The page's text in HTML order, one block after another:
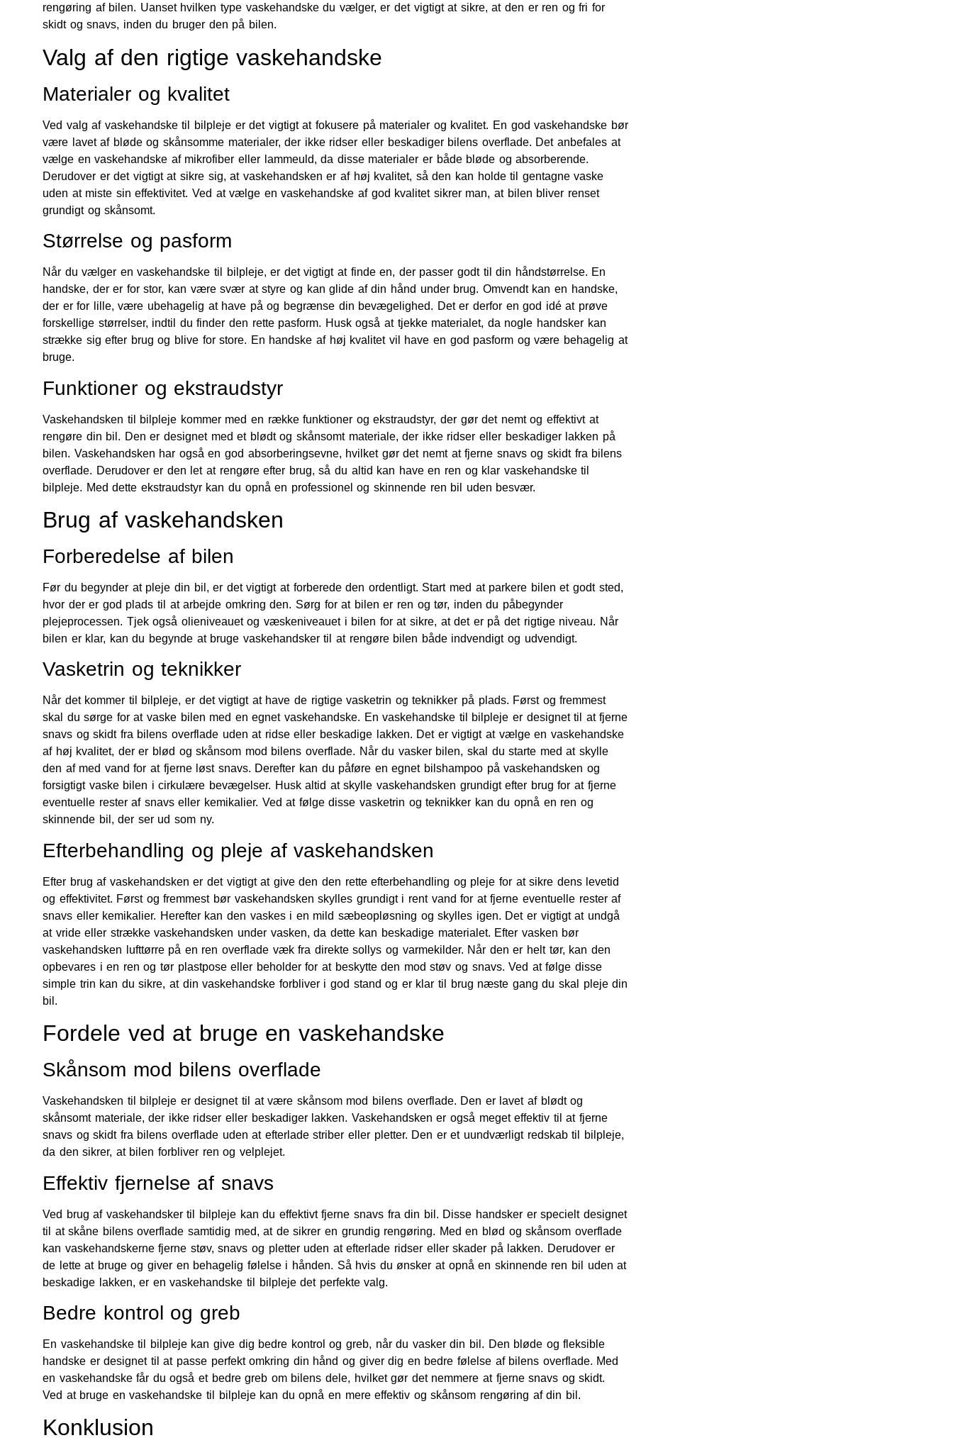
rengøring af bilen. Uanset hvilken type vaskehandske du vælger, er det vigtigt at sikre, at den er ren og fri for
skidt og snavs, inden du bruger den på bilen.
Valg af den rigtige vaskehandske
Materialer og kvalitet
Ved valg af vaskehandske til bilpleje er det vigtigt at fokusere på materialer og kvalitet. En god vaskehandske bør
være lavet af bløde og skånsomme materialer, der ikke ridser eller beskadiger bilens overflade. Det anbefales at
vælge en vaskehandske af mikrofiber eller lammeuld, da disse materialer er både bløde og absorberende.
Derudover er det vigtigt at sikre sig, at vaskehandsken er af høj kvalitet, så den kan holde til gentagne vaske
uden at miste sin effektivitet. Ved at vælge en vaskehandske af god kvalitet sikrer man, at bilen bliver renset
grundigt og skånsomt.
Størrelse og pasform
Når du vælger en vaskehandske til bilpleje, er det vigtigt at finde en, der passer godt til din håndstørrelse. En
handske, der er for stor, kan være svær at styre og kan glide af din hånd under brug. Omvendt kan en handske,
der er for lille, være ubehagelig at have på og begrænse din bevægelighed. Det er derfor en god idé at prøve
forskellige størrelser, indtil du finder den rette pasform. Husk også at tjekke materialet, da nogle handsker kan
strække sig efter brug og blive for store. En handske af høj kvalitet vil have en god pasform og være behagelig at
bruge.
Funktioner og ekstraudstyr
Vaskehandsken til bilpleje kommer med en række funktioner og ekstraudstyr, der gør det nemt og effektivt at
rengøre din bil. Den er designet med et blødt og skånsomt materiale, der ikke ridser eller beskadiger lakken på
bilen. Vaskehandsken har også en god absorberingsevne, hvilket gør det nemt at fjerne snavs og skidt fra bilens
overflade. Derudover er den let at rengøre efter brug, så du altid kan have en ren og klar vaskehandske til
bilpleje. Med dette ekstraudstyr kan du opnå en professionel og skinnende ren bil uden besvær.
Brug af vaskehandsken
Forberedelse af bilen
Før du begynder at pleje din bil, er det vigtigt at forberede den ordentligt. Start med at parkere bilen et godt sted,
hvor der er god plads til at arbejde omkring den. Sørg for at bilen er ren og tør, inden du påbegynder
plejeprocessen. Tjek også olieniveauet og væskeniveauet i bilen for at sikre, at det er på det rigtige niveau. Når
bilen er klar, kan du begynde at bruge vaskehandsker til at rengøre bilen både indvendigt og udvendigt.
Vasketrin og teknikker
Når det kommer til bilpleje, er det vigtigt at have de rigtige vasketrin og teknikker på plads. Først og fremmest
skal du sørge for at vaske bilen med en egnet vaskehandske. En vaskehandske til bilpleje er designet til at fjerne
snavs og skidt fra bilens overflade uden at ridse eller beskadige lakken. Det er vigtigt at vælge en vaskehandske
af høj kvalitet, der er blød og skånsom mod bilens overflade. Når du vasker bilen, skal du starte med at skylle
den af med vand for at fjerne løst snavs. Derefter kan du påføre en egnet bilshampoo på vaskehandsken og
forsigtigt vaske bilen i cirkulære bevægelser. Husk altid at skylle vaskehandsken grundigt efter brug for at fjerne
eventuelle rester af snavs eller kemikalier. Ved at følge disse vasketrin og teknikker kan du opnå en ren og
skinnende bil, der ser ud som ny.
Efterbehandling og pleje af vaskehandsken
Efter brug af vaskehandsken er det vigtigt at give den den rette efterbehandling og pleje for at sikre dens levetid
og effektivitet. Først og fremmest bør vaskehandsken skylles grundigt i rent vand for at fjerne eventuelle rester af
snavs eller kemikalier. Herefter kan den vaskes i en mild sæbeopløsning og skylles igen. Det er vigtigt at undgå
at vride eller strække vaskehandsken under vasken, da dette kan beskadige materialet. Efter vasken bør
vaskehandsken lufttørre på en ren overflade væk fra direkte sollys og varmekilder. Når den er helt tør, kan den
opbevares i en ren og tør plastpose eller beholder for at beskytte den mod støv og snavs. Ved at følge disse
simple trin kan du sikre, at din vaskehandske forbliver i god stand og er klar til brug næste gang du skal pleje din
bil.
Fordele ved at bruge en vaskehandske
Skånsom mod bilens overflade
Vaskehandsken til bilpleje er designet til at være skånsom mod bilens overflade. Den er lavet af blødt og
skånsomt materiale, der ikke ridser eller beskadiger lakken. Vaskehandsken er også meget effektiv til at fjerne
snavs og skidt fra bilens overflade uden at efterlade striber eller pletter. Den er et uundværligt redskab til bilpleje,
da den sikrer, at bilen forbliver ren og velplejet.
Effektiv fjernelse af snavs
Ved brug af vaskehandsker til bilpleje kan du effektivt fjerne snavs fra din bil. Disse handsker er specielt designet
til at skåne bilens overflade samtidig med, at de sikrer en grundig rengøring. Med en blød og skånsom overflade
kan vaskehandskerne fjerne støv, snavs og pletter uden at efterlade ridser eller skader på lakken. Derudover er
de lette at bruge og giver en behagelig følelse i hånden. Så hvis du ønsker at opnå en skinnende ren bil uden at
beskadige lakken, er en vaskehandske til bilpleje det perfekte valg.
Bedre kontrol og greb
En vaskehandske til bilpleje kan give dig bedre kontrol og greb, når du vasker din bil. Den bløde og fleksible
handske er designet til at passe perfekt omkring din hånd og giver dig en bedre følelse af bilens overflade. Med
en vaskehandske får du også et bedre greb om bilens dele, hvilket gør det nemmere at fjerne snavs og skidt.
Ved at bruge en vaskehandske til bilpleje kan du opnå en mere effektiv og skånsom rengøring af din bil.
Konklusion